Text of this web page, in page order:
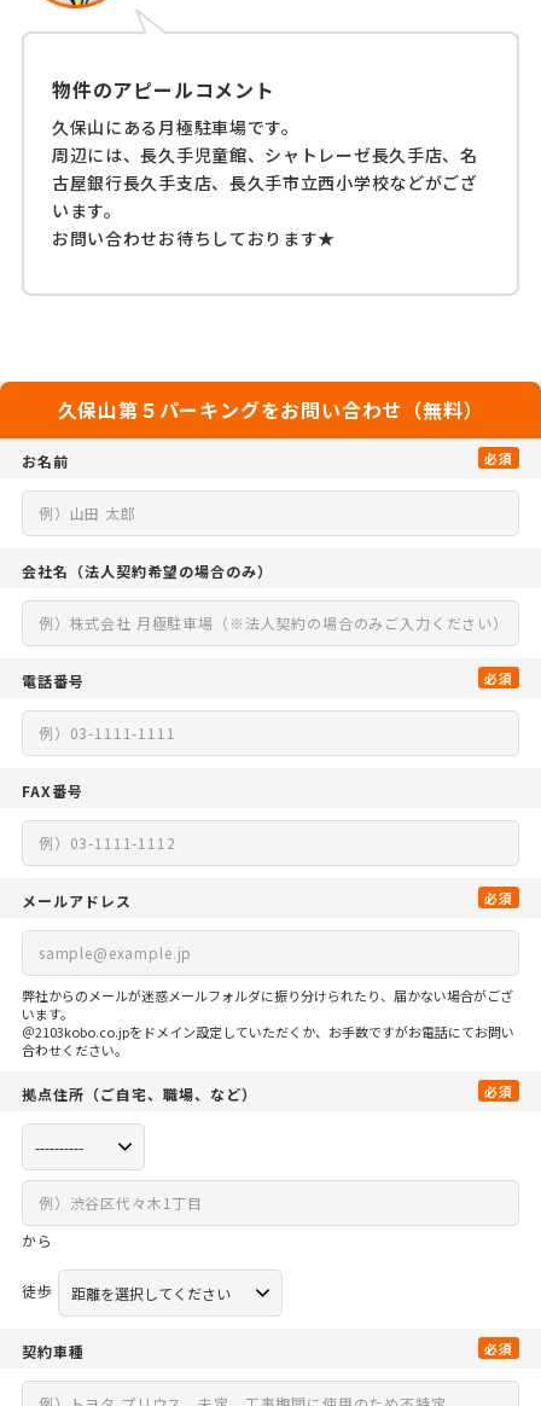
物件のアピールコメント
久保山にある月極駐車場です。
周辺には、長久手児童館、シャトレーゼ長久手店、名
古屋銀行長久手支店、長久手市立西小学校などがござ
います。
お問い合わせお待ちしております★
久保山第５パーキングをお問い合わせ（無料）
お名前 必須
会社名 （法人契約希望の場合のみ）
電話番号 必須
FAX番号
メールアドレス 必須
弊社からのメールが迷惑メールフォルダに振り分けられたり、届かない場合がござ
います。
＠2103kobo.co.jpをドメイン設定していただくか、お手数ですがお電話にてお問い
合わせください。
拠点住所 （ご自宅、 職場、など） 必須
から
徒歩
契約車種 必須